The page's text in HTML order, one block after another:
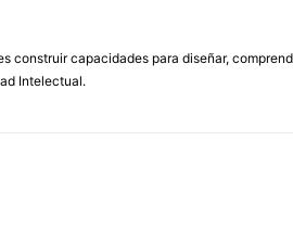
construir capacidades para diseñar,
Intelectual.